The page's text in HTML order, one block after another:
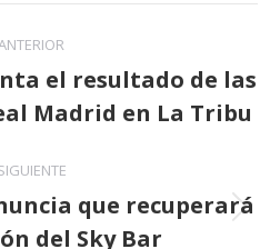
Publicación
anterior:
el resultado de las
Madrid en La Tribu
Publicaciónque recuperará
del Sky Bar